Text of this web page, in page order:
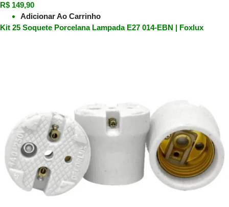
R$ 149,90
Adicionar Ao Carrinho
Kit 25 Soquete Porcelana Lampada E27 014-EBN | Foxlux